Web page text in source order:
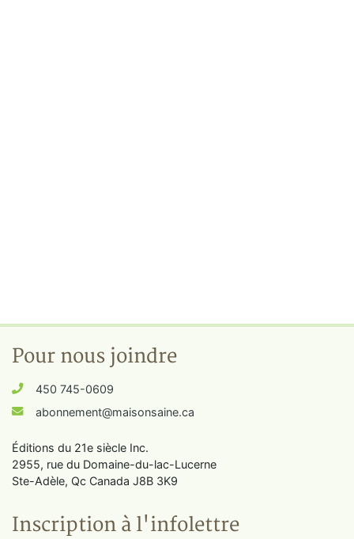
Pour nous joindre
450 745-0609
abonnement@maisonsaine.ca
Éditions du 21e siècle Inc.
2955, rue du Domaine-du-lac-Lucerne
Ste-Adèle, Qc Canada J8B 3K9
Inscription à l'infolettre